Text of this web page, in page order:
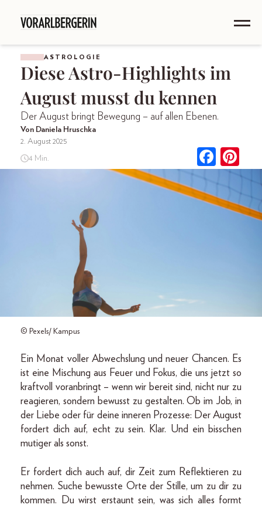
ASTROLOGIE
Diese Astro-Highlights im
August musst du kennen
Der August bringt Bewegung – auf allen Ebenen.
Von Daniela Hruschka
2. August 2025
4 Min.
© Pexels/ Kampus
Ein Monat voller Abwechslung und neuer Chancen. Es
ist eine Mischung aus Feuer und Fokus, die uns jetzt so
kraftvoll voranbringt – wenn wir bereit sind, nicht nur zu
reagieren, sondern bewusst zu gestalten. Ob im Job, in
der Liebe oder für deine inneren Prozesse: Der August
fordert dich auf, echt zu sein. Klar. Und ein bisschen
mutiger als sonst.
Er fordert dich auch auf, dir Zeit zum Reflektieren zu
nehmen. Suche bewusste Orte der Stille, um zu dir zu
kommen. Du wirst erstaunt sein, was sich alles formt